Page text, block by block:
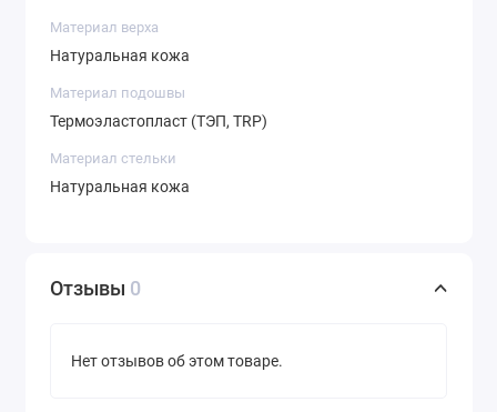
Материал верха
Натуральная кожа
Материал подошвы
Термоэластопласт (ТЭП, TRP)
Материал стельки
Натуральная кожа
Отзывы 0
Нет отзывов об этом товаре.